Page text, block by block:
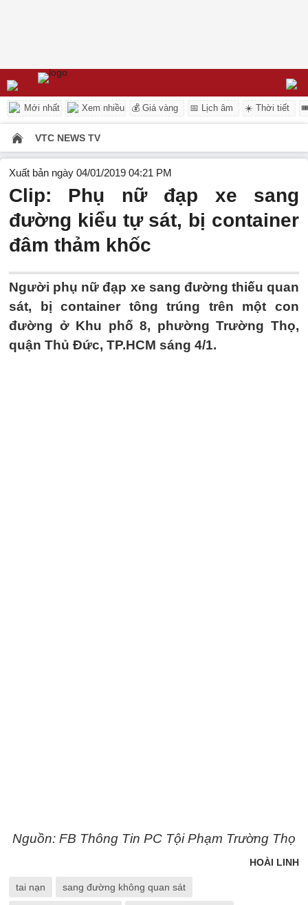
Mới nhất Xem nhiều 💰 Giá vàng 📅 Lịch âm ☀️ Thời tiết
VTC NEWS TV
Xuất bản ngày 04/01/2019 04:21 PM
Clip: Phụ nữ đạp xe sang
đường kiểu tự sát, bị container
đâm thảm khốc
Người phụ nữ đạp xe sang đường thiếu quan
sát, bị container tông trúng trên một con
đường ở Khu phố 8, phường Trường Thọ,
quận Thủ Đức, TP.HCM sáng 4/1.
Nguồn: FB Thông Tin PC Tội Phạm Trường Thọ
HOÀI LINH
tai nạn sang đường không quan sát